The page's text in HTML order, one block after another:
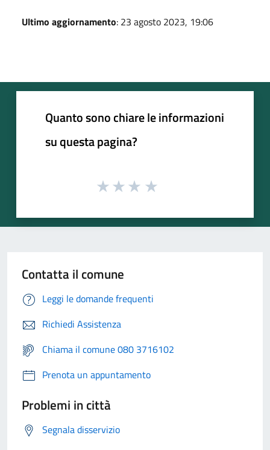
Ultimo aggiornamento: 23 agosto 2023, 19:06
Quanto sono chiare le informazioni
su questa pagina?
Contatta il comune
Leggi le domande frequenti
Richiedi Assistenza
Chiama il comune 080 3716102
Prenota un appuntamento
Problemi in città
Segnala disservizio